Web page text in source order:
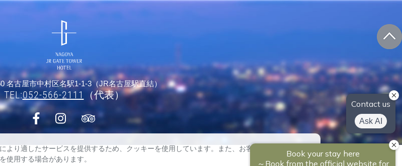
名古屋市中村区名駅1-1-3（JR名古屋駅直結）
TEL:052-566-2111 （代表）
より適したサービスを提供するため、クッキーを使用しています。また、お客様に合ったコンテ
使用する場合があります。